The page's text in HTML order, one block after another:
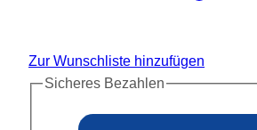
Zur Wunschliste hinzufügen
Sicheres Bezahlen